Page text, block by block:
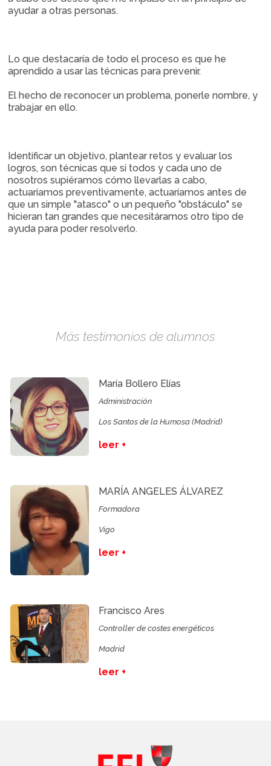
ayudar a otras personas.
Lo que destacaría de todo el proceso es que he
aprendido a usar las técnicas para prevenir.
El hecho de reconocer un problema, ponerle nombre, y
trabajar en ello.
Identificar un objetivo, plantear retos y evaluar los
logros, son técnicas que si todos y cada uno de
nosotros supiéramos cómo llevarlas a cabo,
actuaríamos preventivamente, actuaríamos antes de
que un simple "atasco" o un pequeño "obstáculo" se
hicieran tan grandes que necesitáramos otro tipo de
ayuda para poder resolverlo.
Más testimonios de alumnos
María Bollero Elías
Administración
Los Santos de la Humosa (Madrid)
leer +
MARÍA ANGELES ÁLVAREZ
Formadora
Vigo
leer +
Francisco Ares
Controller de costes energéticos
Madrid
leer +